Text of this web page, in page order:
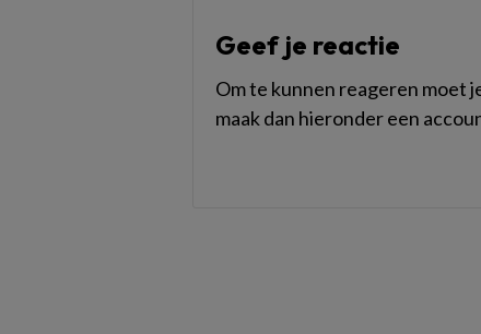
Geef je reactie
Om te kunnen reageren moet
maak dan hieronder een